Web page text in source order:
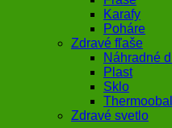
Karafy
Poháre
Zdravé fľaše
Náhradné
Plast
Sklo
Zdravé svetlo